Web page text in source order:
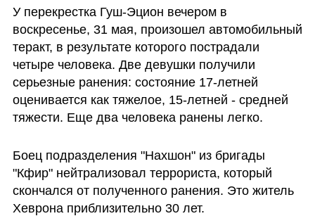
У перекрестка Гуш-Эцион вечером в
воскресенье, 31 мая, произошел автомобильный
теракт, в результате которого пострадали
четыре человека. Две девушки получили
серьезные ранения: состояние 17-летней
оценивается как тяжелое, 15-летней - средней
тяжести. Еще два человека ранены легко.
Боец подразделения "Нахшон" из бригады
"Кфир" нейтрализовал террориста, который
скончался от полученного ранения. Это житель
Хеврона приблизительно 30 лет.